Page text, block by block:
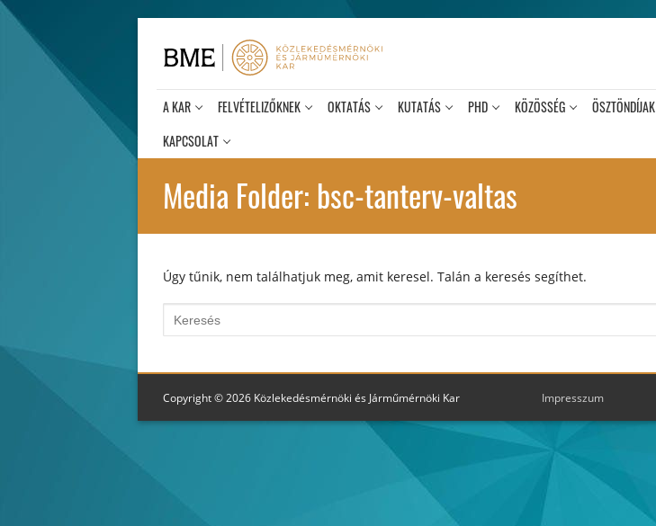
tartalomra
A KAR FELVÉTELIZŐKNEK OKTATÁS KUTATÁS PHD KÖZÖSSÉG ÖSZTÖNDÍJAK
KAPCSOLAT
Media Folder: bsc-tanterv-valtas
Úgy tűnik, nem találhatjuk meg, amit keresel. Talán a keresés segíthet.
Keresése:
Copyright © 2026 Közlekedésmérnöki és Járműmérnöki Kar Impresszum